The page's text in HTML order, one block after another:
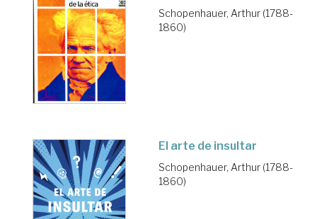
Schopenhauer, Arthur (1788-
1860)
El arte de insultar
Schopenhauer, Arthur (1788-
1860)